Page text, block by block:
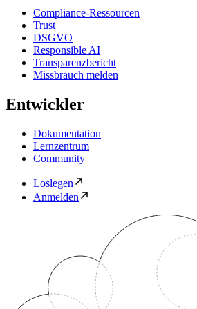
Compliance-Ressourcen
Trust
DSGVO
Responsible AI
Transparenzbericht
Missbrauch melden
Entwickler
Dokumentation
Lernzentrum
Community
Loslegen
Anmelden